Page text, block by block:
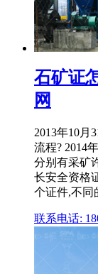
石矿证
网
2013年10月
流程? 2014
分别有采矿
长安全资格
个证件,不同
联系电话: